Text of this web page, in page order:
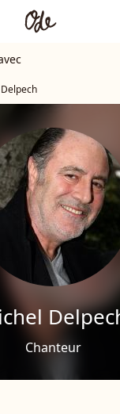
Chanteur